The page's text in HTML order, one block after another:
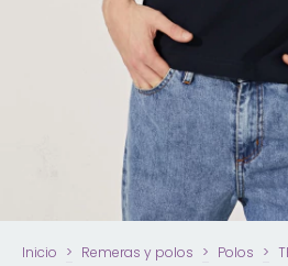
Inicio > Remeras y polos > Polos >